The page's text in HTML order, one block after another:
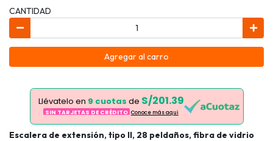
CANTIDAD
Agregar al carro
Llévatelo en 9 cuotas de S/201.39
SIN TARJETAS DE CRÉDITO Conoce más aqui
Escalera de extensión, tipo II, 28 peldaños, fibra de vidrio